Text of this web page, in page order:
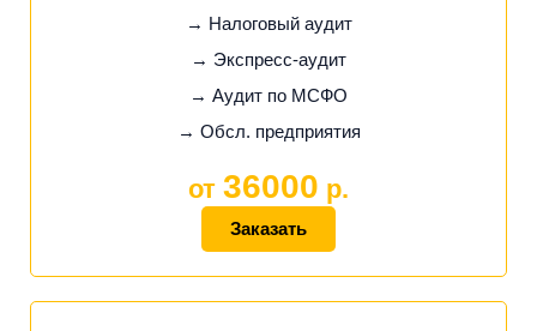
→ Налоговый аудит
→ Экспресс-аудит
→ Аудит по МСФО
→ Обсл. предприятия
от 36000 р.
Заказать